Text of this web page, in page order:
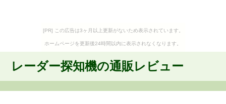
[PR] この広告は3ヶ月以上更新がないため表示されています。
ホームページを更新後24時間以内に表示されなくなります。
レーダー探知機の通販レビュー